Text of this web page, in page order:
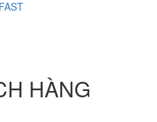
HÀNG